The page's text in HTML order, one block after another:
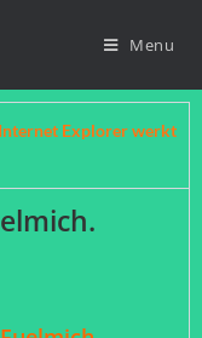
Menu
Explorer werkt